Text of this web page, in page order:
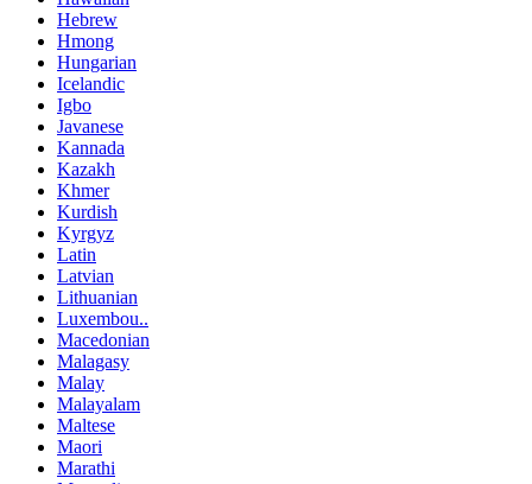
Hebrew
Hmong
Hungarian
Icelandic
Igbo
Javanese
Kannada
Kazakh
Khmer
Kurdish
Kyrgyz
Latin
Latvian
Lithuanian
Luxembou..
Macedonian
Malagasy
Malay
Malayalam
Maltese
Maori
Marathi